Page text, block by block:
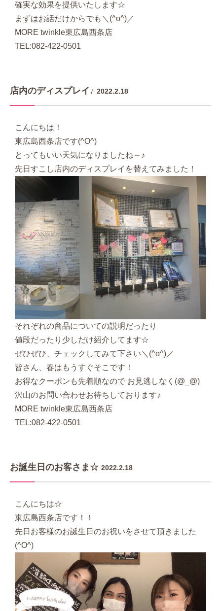
確実な効果を提供いたします☆
まずはお話だけからでも＼(^o^)／
MORE twinkle東広島西条店
TEL:082-422-0501
店内のディスプレイ♪ 2022.2.18
こんにちは！
東広島西条店です(^O^)
とってもいい天気になりましたね～♪
先日すこし店内のディスプレイを替えてみました！
それぞれの商品についての説明だったり
値段だったり少しだけ紹介してます☆
ぜひぜひ、チェックしてみて下さい＼(^o^)／
皆さん、春はもうすぐそこです！
お得なクーポンも先着順なので お見逃しなく(@_@)
沢山のお問い合わせお待ちしております♪
MORE twinkle東広島西条店
TEL:082-422-0501
お誕生日のお客さま☆ 2022.2.18
こんにちは☆
東広島西条店です！！
先日お客様のお誕生日のお祝いをさせて頂きました
(^O^)